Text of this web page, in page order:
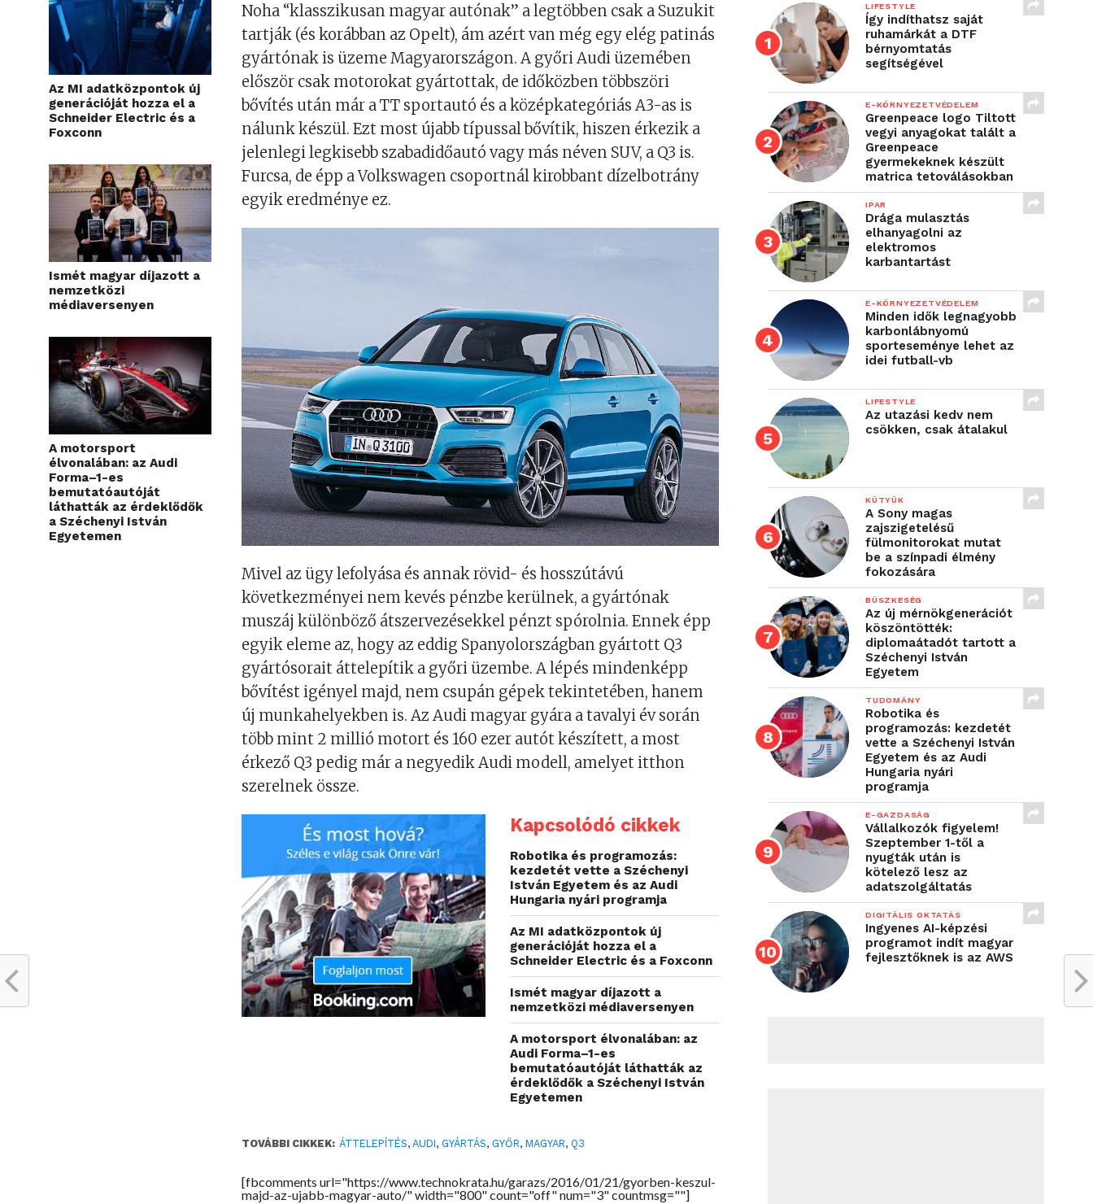
Az MI adatközpontok új
generációját hozza el a
Schneider Electric és a
Foxconn
Ismét magyar díjazott a
nemzetközi
médiaversenyen
A motorsport
élvonalában: az Audi
Forma–1-es
bemutatóautóját
láthatták az érdeklődők
a Széchenyi István
Egyetemen
Noha “klasszikusan magyar autónak” a legtöbben csak a Suzukit
tartják (és korábban az Opelt), ám azért van még egy elég patinás
gyártónak is üzeme Magyarországon. A győri Audi üzemében
először csak motorokat gyártottak, de időközben többszöri
bővítés után már a TT sportautó és a középkategóriás A3-as is
nálunk készül. Ezt most újabb típussal bővítik, hiszen érkezik a
jelenlegi legkisebb szabadidőautó vagy más néven SUV, a Q3 is.
Furcsa, de épp a Volkswagen csoportnál kirobbant dízelbotrány
egyik eredménye ez.
Mivel az ügy lefolyása és annak rövid- és hosszútávú
következményei nem kevés pénzbe kerülnek, a gyártónak
muszáj különböző átszervezésekkel pénzt spórolnia. Ennek épp
egyik eleme az, hogy az eddig Spanyolországban gyártott Q3
gyártósorait áttelepítik a győri üzembe. A lépés mindenképp
bővítést igényel majd, nem csupán gépek tekintetében, hanem
új munkahelyekben is. Az Audi magyar gyára a tavalyi év során
több mint 2 millió motort és 160 ezer autót készített, a most
érkező Q3 pedig már a negyedik Audi modell, amelyet itthon
szerelnek össze.
Kapcsolódó cikkek
Robotika és programozás:
kezdetét vette a Széchenyi
István Egyetem és az Audi
Hungaria nyári programja
Az MI adatközpontok új
generációját hozza el a
Schneider Electric és a Foxconn
Ismét magyar díjazott a
nemzetközi médiaversenyen
A motorsport élvonalában: az
Audi Forma–1-es
bemutatóautóját láthatták az
érdeklődők a Széchenyi István
Egyetemen
TOVÁBBI CIKKEK: ÁTTELEPÍTÉS,AUDI, GYÁRTÁS, GYŐR,MAGYAR, Q3
[fbcomments url="https://www.technokrata.hu/garazs/2016/01/21/gyorben-keszul-
majd-az-ujabb-magyar-auto/" width="800" count="off" num="3" countmsg=""]
LIFESTYLE
Így indíthatsz saját
ruhamárkát a DTF
bérnyomtatás
segítségével
E-KÖRNYEZETVÉDELEM
Greenpeace logo Tiltott
vegyi anyagokat talált a
Greenpeace
gyermekeknek készült
matrica tetoválásokban
IPAR
Drága mulasztás
elhanyagolni az
elektromos
karbantartást
E-KÖRNYEZETVÉDELEM
Minden idők legnagyobb
karbonlábnyomú
sporteseménye lehet az
idei futball-vb
LIFESTYLE
Az utazási kedv nem
csökken, csak átalakul
KÜTYÜK
A Sony magas
zajszigetelésű
fülmonitorokat mutat
be a színpadi élmény
fokozására
BÜSZKESÉG
Az új mérnökgenerációt
köszöntötték:
diplomaátadót tartott a
Széchenyi István
Egyetem
TUDOMÁNY
Robotika és
programozás: kezdetét
vette a Széchenyi István
Egyetem és az Audi
Hungaria nyári
programja
E-GAZDASÁG
Vállalkozók figyelem!
Szeptember 1-től a
nyugták után is
kötelező lesz az
adatszolgáltatás
DIGITÁLIS OKTATÁS
Ingyenes AI-képzési
programot indít magyar
fejlesztőknek is az AWS